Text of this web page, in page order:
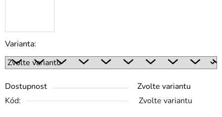
Varianta:
Dostupnost
Zvolte variantu
Kód:
Zvolte variantu